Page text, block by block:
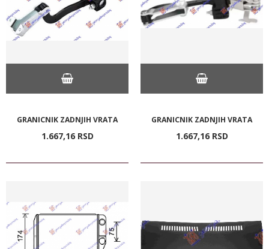
GRANICNIK ZADNJIH VRATA
1.667,16 RSD
GRANICNIK ZADNJIH VRATA
1.667,16 RSD